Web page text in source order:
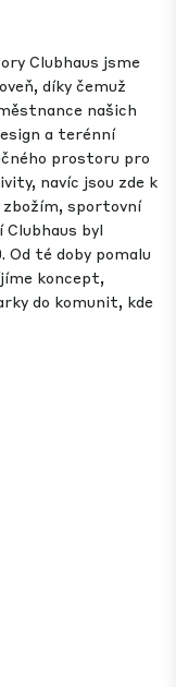
Clubhaus jsme
díky čemuž
našich
a terénní
prostoru pro
navíc jsou zde k
zbožím, sportovní
byl
Od té doby pomalu
koncept,
do komunit, kde